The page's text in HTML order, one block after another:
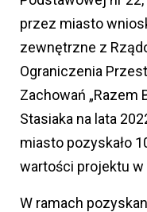
przez miasto
zewnętrzne z
Ograniczenia
Zachowań „Razem
Stasiaka na lata
miasto pozyskało
wartości projektu w
W ramach